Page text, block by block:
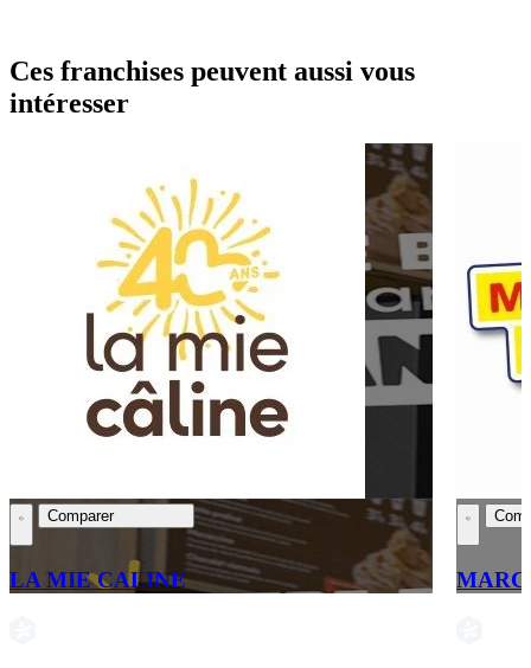
Ces franchises peuvent aussi vous
intéresser
Comparer
LA MIE CALINE